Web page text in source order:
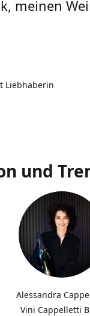
meinen
Liebhaberin
und
Alessandra
Vini Cappelletti